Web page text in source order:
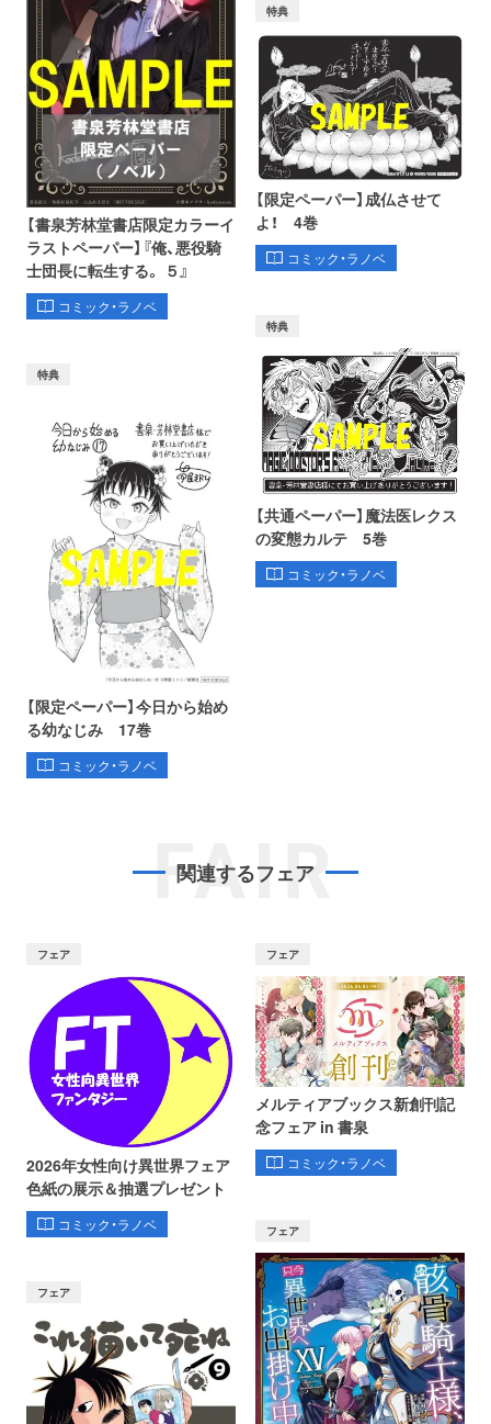
【書泉芳林堂書店限定カラーイ
ラストペーパー】『俺、悪役騎
士団長に転生する。 ５』
コミック・ラノベ
特典
【限定ペーパー】成仏させて
よ！ 4巻
コミック・ラノベ
特典
【限定ペーパー】今日から始め
る幼なじみ 17巻
コミック・ラノベ
特典
【共通ペーパー】魔法医レクス
の変態カルテ 5巻
コミック・ラノベ
FAIR
関連するフェア
フェア
2026年女性向け異世界フェア
色紙の展示＆抽選プレゼント
コミック・ラノベ
フェア
メルティアブックス新創刊記
念フェア in 書泉
コミック・ラノベ
フェア
フェア